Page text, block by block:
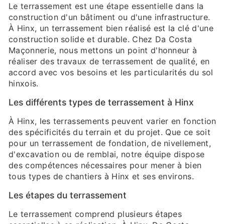
Le terrassement est une étape essentielle dans la
construction d'un bâtiment ou d'une infrastructure.
À Hinx, un terrassement bien réalisé est la clé d'une
construction solide et durable. Chez Da Costa
Maçonnerie, nous mettons un point d'honneur à
réaliser des travaux de terrassement de qualité, en
accord avec vos besoins et les particularités du sol
hinxois.
Les différents types de terrassement à Hinx
À Hinx, les terrassements peuvent varier en fonction
des spécificités du terrain et du projet. Que ce soit
pour un terrassement de fondation, de nivellement,
d'excavation ou de remblai, notre équipe dispose
des compétences nécessaires pour mener à bien
tous types de chantiers à Hinx et ses environs.
Les étapes du terrassement
Le terrassement comprend plusieurs étapes